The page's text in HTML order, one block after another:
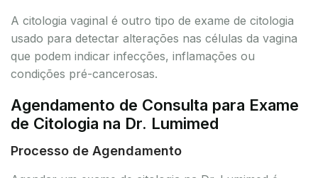
A citologia vaginal é outro tipo de exame de citologia
usado para detectar alterações nas células da vagina
que podem indicar infecções, inflamações ou
condições pré-cancerosas.
Agendamento de Consulta para Exame
de Citologia na Dr. Lumimed
Processo de Agendamento